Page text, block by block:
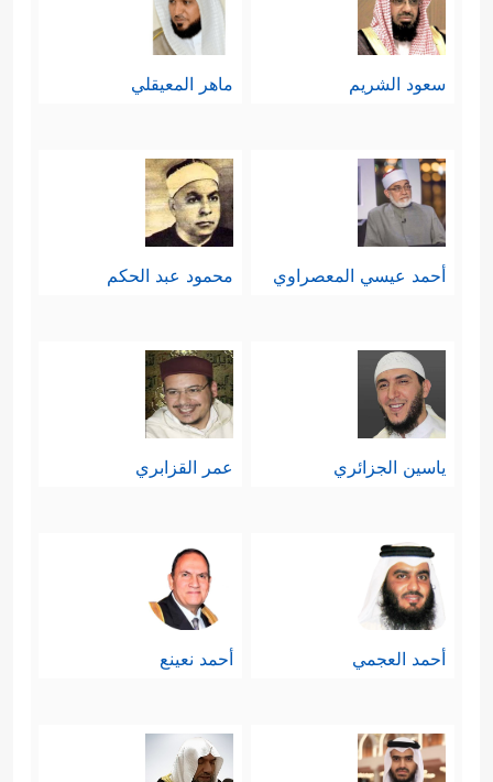
سعود الشريم ماهر المعيقلي
أحمد عيسي المعصراوي محمود عبد الحكم
ياسين الجزائري عمر القزابري
أحمد العجمي أحمد نعينع